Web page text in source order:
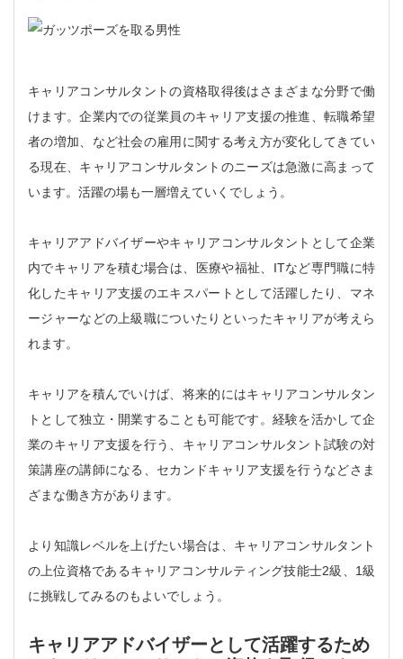
キャリアコンサルタントの資格取得後はさまざまな分野で働
けます。企業内での従業員のキャリア支援の推進、転職希望
者の増加、など社会の雇用に関する考え方が変化してきてい
る現在、キャリアコンサルタントのニーズは急激に高まって
います。活躍の場も一層増えていくでしょう。
キャリアアドバイザーやキャリアコンサルタントとして企業
内でキャリアを積む場合は、医療や福祉、ITなど専門職に特
化したキャリア支援のエキスパートとして活躍したり、マネ
ージャーなどの上級職についたりといったキャリアが考えら
れます。
キャリアを積んでいけば、将来的にはキャリアコンサルタン
トとして独立・開業することも可能です。経験を活かして企
業のキャリア支援を行う、キャリアコンサルタント試験の対
策講座の講師になる、セカンドキャリア支援を行うなどさま
ざまな働き方があります。
より知識レベルを上げたい場合は、キャリアコンサルタント
の上位資格であるキャリアコンサルティング技能士2級、1級
に挑戦してみるのもよいでしょう。
キャリアアドバイザーとして活躍するため